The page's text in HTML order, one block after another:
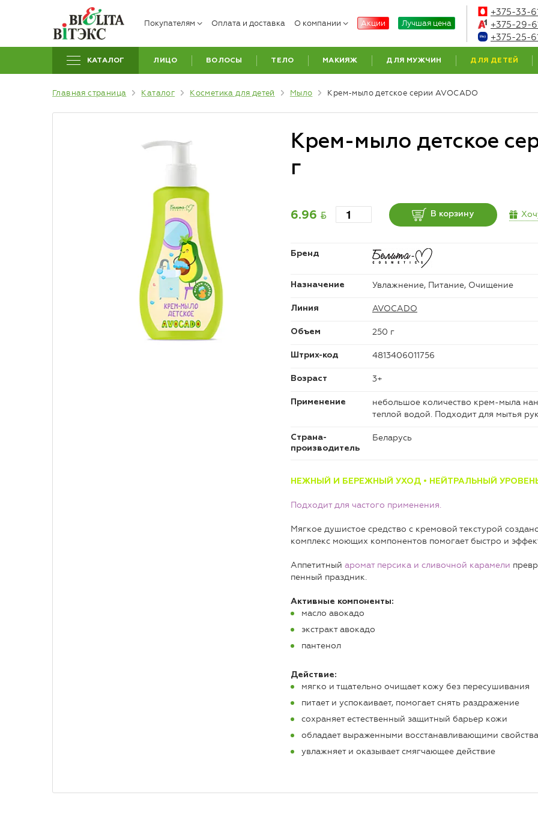
Покупателям Оплата и доставка О компании Акции Лучшая цена
+375-33-
+375-29-
+375-25-
КАТАЛОГ ЛИЦО ВОЛОСЫ ТЕЛО МАКИЯЖ ДЛЯ МУЖЧИН ДЛЯ ДЕТЕЙ
Главная страница Каталог Косметика для детей Мыло Крем-мыло детское серии AVOCADO
Крем-мыло детское
г
6.96 BYN В корзину
Бренд
Назначение Увлажнение, Питание, Очищение
Линия AVOCADO
Объем 250 г
Штрих-код 4813406011756
Возраст 3+
Применение
небольшое количество крем-мыла
теплой водой. Подходит для мытья
Страна-
производитель
Беларусь
НЕЖНЫЙ И БЕРЕЖНЫЙ УХОД • НЕЙТРАЛЬНЫЙ
Подходит для частого применения.
Мягкое душистое средство с кремовой текстурой
комплекс моющих компонентов помогает быстро и
Аппетитный аромат персика и сливочной карамели
пенный праздник.
Активные компоненты:
масло авокадо
экстракт авокадо
пантенол
Действие:
мягко и тщательно очищает кожу без пересушивания
питает и успокаивает, помогает снять раздражение
сохраняет естественный защитный барьер кожи
обладает выраженными восстанавливающими
увлажняет и оказывает смягчающее действие